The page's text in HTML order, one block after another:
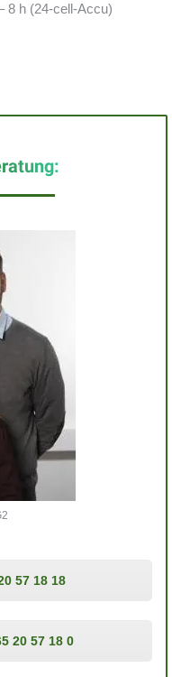
8 h (24-cell-Accu)
57 18 18
20 57 18 0